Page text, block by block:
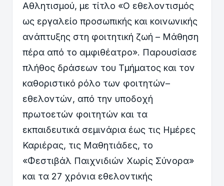
Αθλητισμού, με τίτλο «Ο εθελοντισμός
ως εργαλείο προσωπικής και κοινωνικής
ανάπτυξης στη φοιτητική ζωή – Μάθηση
πέρα από το αμφιθέατρο». Παρουσίασε
πλήθος δράσεων του Τμήματος και τον
καθοριστικό ρόλο των φοιτητών–
εθελοντών, από την υποδοχή
πρωτοετών φοιτητών και τα
εκπαιδευτικά σεμινάρια έως τις Ημέρες
Καριέρας, τις Μαθητιάδες, το
«Φεστιβάλ Παιχνιδιών Χωρίς Σύνορα»
και τα 27 χρόνια εθελοντικής